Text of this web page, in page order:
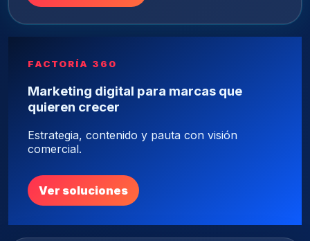
FACTORÍA 360
Marketing digital para marcas que
quieren crecer
Estrategia, contenido y pauta con visión
comercial.
Ver soluciones